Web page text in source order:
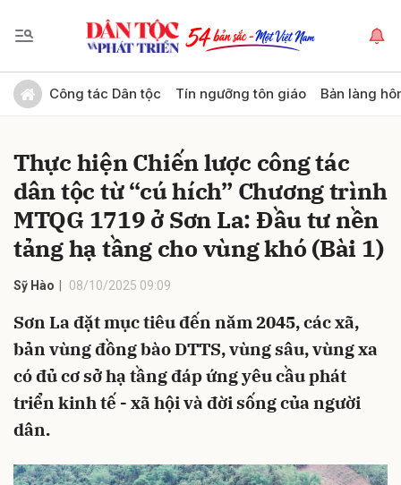
Công tác Dân tộc Tín ngưỡng tôn giáo Bản làng
Thực hiện Chiến lược công tác
dân tộc từ “cú hích” Chương trình
MTQG 1719 ở Sơn La: Đầu tư nền
tảng hạ tầng cho vùng khó (Bài 1)
Sỹ Hào 08/10/2025 09:09
Sơn La đặt mục tiêu đến năm 2045, các xã,
bản vùng đồng bào DTTS, vùng sâu, vùng xa
có đủ cơ sở hạ tầng đáp ứng yêu cầu phát
triển kinh tế - xã hội và đời sống của người
dân.
Gửi bình luận